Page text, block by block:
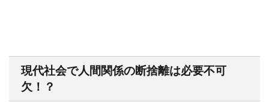
現代社会で人間関係の断捨離は必要不可
欠！？